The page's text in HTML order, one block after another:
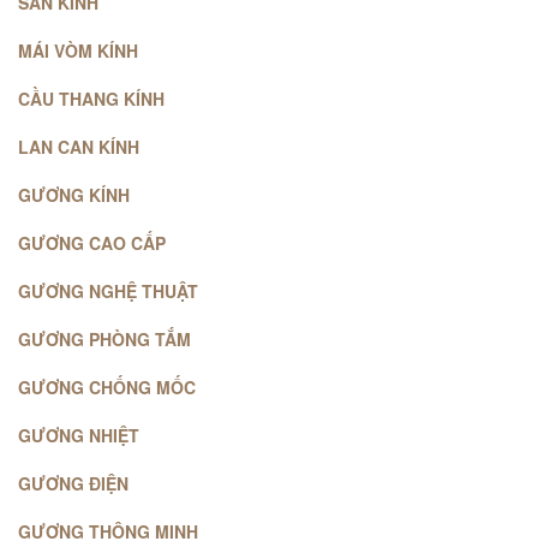
MÁI VÒM KÍNH
CẦU THANG KÍNH
LAN CAN KÍNH
GƯƠNG KÍNH
GƯƠNG CAO CẤP
GƯƠNG NGHỆ THUẬT
GƯƠNG PHÒNG TẮM
GƯƠNG CHỐNG MỐC
GƯƠNG NHIỆT
GƯƠNG ĐIỆN
GƯƠNG THÔNG MINH